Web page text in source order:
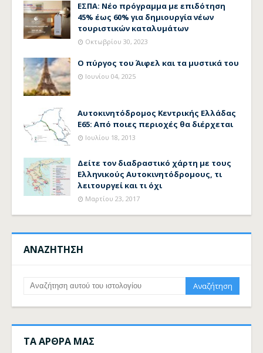
ΕΣΠΑ: Νέο πρόγραμμα με επιδότηση
45% έως 60% για δημιουργία νέων
τουριστικών καταλυμάτων
Οκτωβρίου 30, 2023
Ο πύργος του Άιφελ και τα μυστικά του
Ιουνίου 04, 2025
Αυτοκινητόδρομος Κεντρικής Ελλάδας
Ε65: Από ποιες περιοχές θα διέρχεται
Ιουλίου 18, 2013
Δείτε τον διαδραστικό χάρτη με τους
Ελληνικούς Αυτοκινητόδρομους, τι
λειτουργεί και τι όχι
Μαρτίου 23, 2017
ΑΝΑΖΗΤΗΣΗ
ΤΑ ΑΡΘΡΑ ΜΑΣ